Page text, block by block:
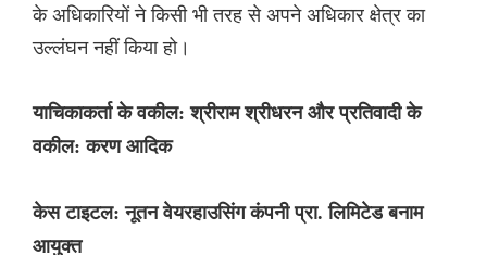
के अधिकारियों ने किसी भी तरह से अपने अधिकार क्षेत्र का
उल्लंघन नहीं किया हो।
याचिकाकर्ता के वकील: श्रीराम श्रीधरन और प्रतिवादी के
वकील: करण आदिक
केस टाइटल: नूतन वेयरहाउसिंग कंपनी प्रा. लिमिटेड बनाम
आयुक्त